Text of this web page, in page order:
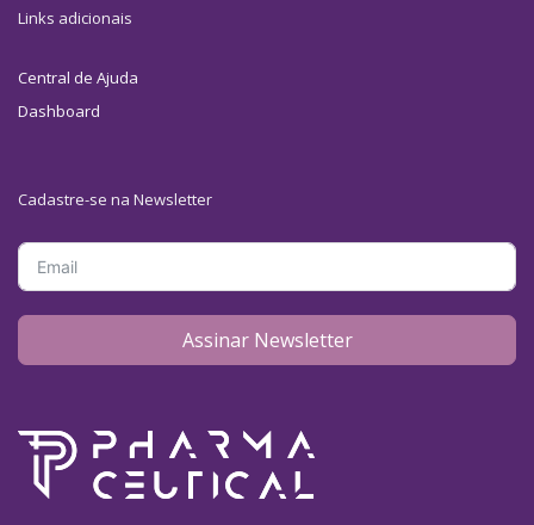
Links adicionais
Central de Ajuda
Dashboard
Cadastre-se na Newsletter
Assinar Newsletter